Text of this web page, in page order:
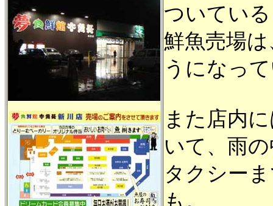
ついてい
鮮魚売場
うになっ
また店内
いて、雨
タクシー
も。